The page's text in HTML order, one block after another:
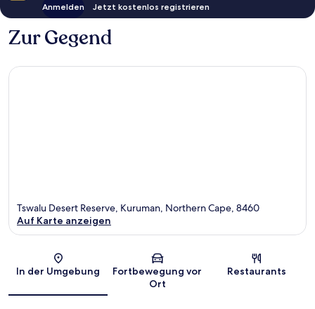
Anmelden Jetzt kostenlos registrieren
Zur Gegend
Karte
Tswalu Desert Reserve, Kuruman, Northern Cape, 8460
Auf Karte anzeigen
In der Umgebung
Fortbewegung vor
Ort
Restaurants